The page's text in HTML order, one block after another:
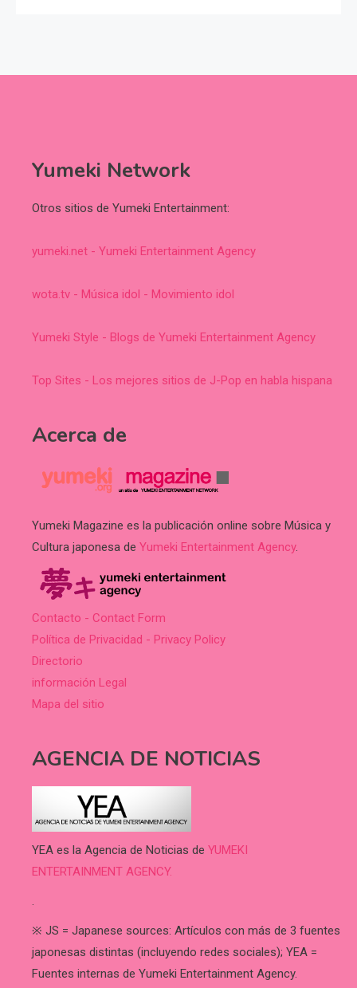
Yumeki Network
Otros sitios de Yumeki Entertainment:
yumeki.net - Yumeki Entertainment Agency
wota.tv - Música idol - Movimiento idol
Yumeki Style - Blogs de Yumeki Entertainment Agency
Top Sites - Los mejores sitios de J-Pop en habla hispana
Acerca de
Yumeki Magazine es la publicación online sobre Música y
Cultura japonesa de Yumeki Entertainment Agency.
Contacto - Contact Form
Política de Privacidad - Privacy Policy
Directorio
información Legal
Mapa del sitio
AGENCIA DE NOTICIAS
YEA es la Agencia de Noticias de YUMEKI
ENTERTAINMENT AGENCY.
.
※ JS = Japanese sources: Artículos con más de 3 fuentes
japonesas distintas (incluyendo redes sociales); YEA =
Fuentes internas de Yumeki Entertainment Agency.